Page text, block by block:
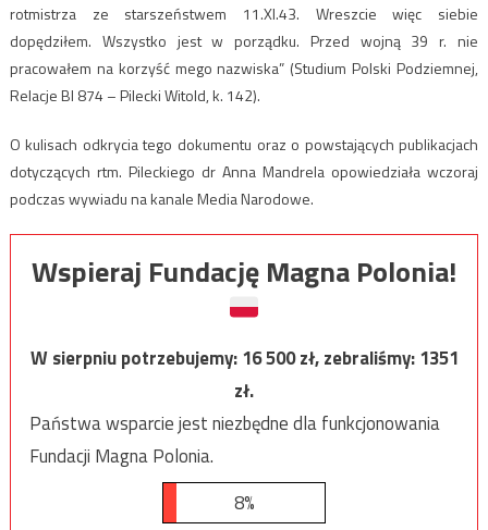
rotmistrza ze starszeństwem 11.XI.43. Wreszcie więc siebie
dopędziłem. Wszystko jest w porządku. Przed wojną 39 r. nie
pracowałem na korzyść mego nazwiska” (Studium Polski Podziemnej,
Relacje BI 874 – Pilecki Witold, k. 142).
O kulisach odkrycia tego dokumentu oraz o powstających publikacjach
dotyczących rtm. Pileckiego dr Anna Mandrela opowiedziała wczoraj
podczas wywiadu na kanale Media Narodowe.
Wspieraj Fundację Magna Polonia!
W sierpniu potrzebujemy:16 500zł, zebraliśmy:1351
zł.
Państwa wsparcie jest niezbędne dla funkcjonowania
Fundacji Magna Polonia.
8%